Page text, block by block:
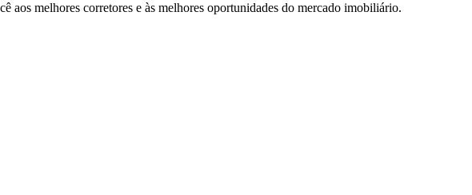
aos melhores corretores e às melhores oportunidades do mercado imobiliário.